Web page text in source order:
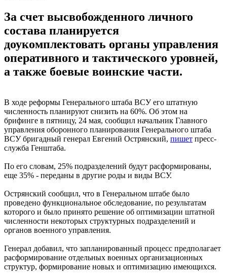
За счет высвобожденного личного
состава планируется
доукомплектовать органы управления
оперативного и тактического уровней,
а также боевые воинские части.
В ходе реформы Генерального штаба ВСУ его штатную
численность планируют снизить на 60%. Об этом на
брифинге в пятницу, 24 мая, сообщил начальник Главного
управления оборонного планирования Генерального штаба
ВСУ бригадный генерал Евгений Острянский, пишет пресс-
служба Генштаба.
По его словам, 25% подразделений будут расформированы,
еще 35% - переданы в другие роды и виды ВСУ.
Острянский сообщил, что в Генеральном штабе было
проведено функциональное обследование, по результатам
которого и было принято решение об оптимизации штатной
численности некоторых структурных подразделений и
органов военного управления.
Генерал добавил, что запланированный процесс предполагает
расформирование отдельных военных организационных
структур, формирование новых и оптимизацию имеющихся.